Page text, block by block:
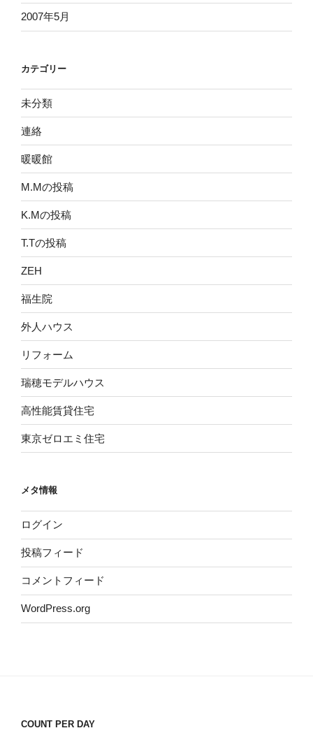
2007年5月
カテゴリー
未分類
連絡
暖暖館
M.Mの投稿
K.Mの投稿
T.Tの投稿
ZEH
福生院
外人ハウス
リフォーム
瑞穂モデルハウス
高性能賃貸住宅
東京ゼロエミ住宅
メタ情報
ログイン
投稿フィード
コメントフィード
WordPress.org
COUNT PER DAY